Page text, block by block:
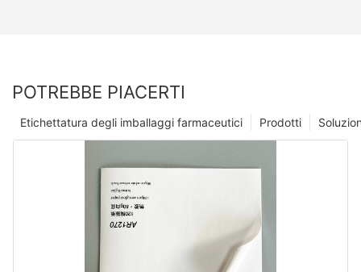
POTREBBE PIACERTI
Prodotti
Etichettatura degli imballaggi farmaceutici